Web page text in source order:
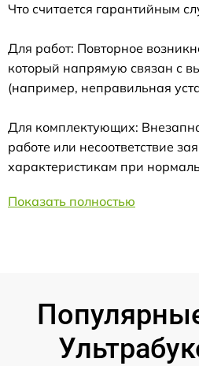
Что считается гарантийным
Для работ: Повторное
который напрямую связан с
(например, неправильная
Для комплектующих:
работе или несоответствие
характеристикам при
Показать полностью